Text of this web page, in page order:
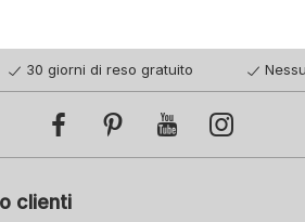
30 giorni di reso gratuito
clienti